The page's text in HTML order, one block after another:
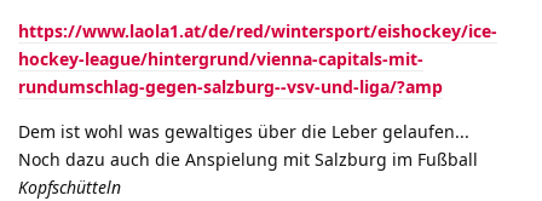
https://www.laola1.at/de/red/wintersport/eishockey/ice-
hockey-league/hintergrund/vienna-capitals-mit-
rundumschlag-gegen-salzburg--vsv-und-liga/?amp
Dem ist wohl was gewaltiges über die Leber gelaufen...
Noch dazu auch die Anspielung mit Salzburg im Fußball
Kopfschütteln